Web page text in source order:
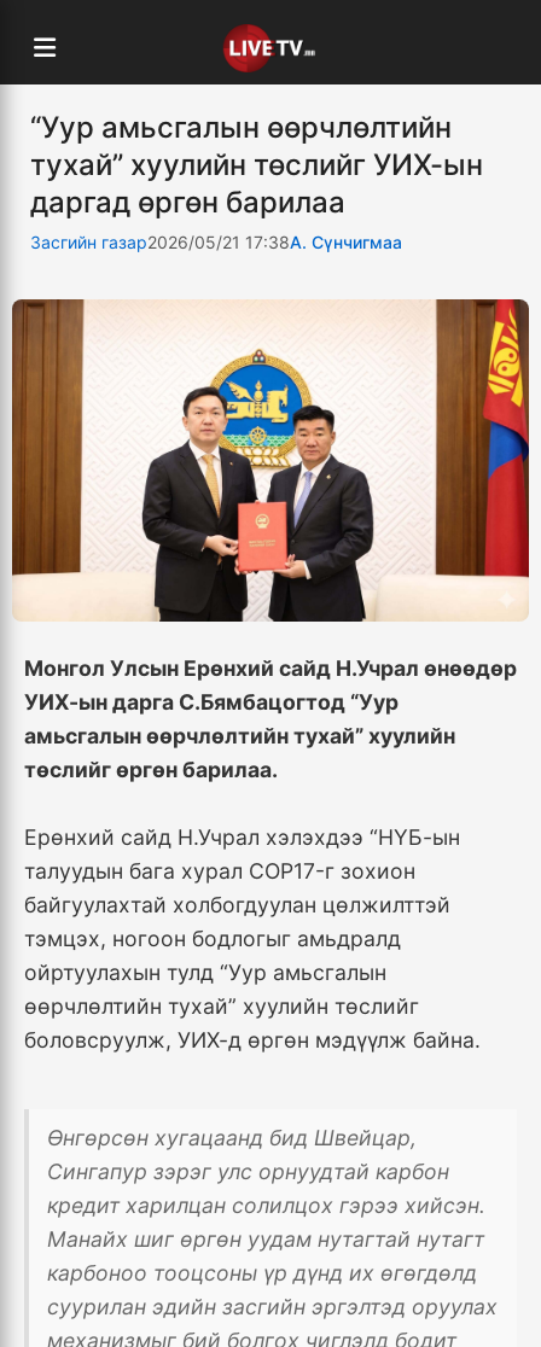
“Уур амьсгалын өөрчлөлтийн
тухай” хуулийн төслийг УИХ-ын
даргад өргөн барилаа
Засгийн газар2026/05/21 17:38А. Сүнчигмаа
Монгол Улсын Ерөнхий сайд Н.Учрал өнөөдөр
УИХ-ын дарга С.Бямбацогтод “Уур
амьсгалын өөрчлөлтийн тухай” хуулийн
төслийг өргөн барилаа.
Ерөнхий сайд Н.Учрал хэлэхдээ “НҮБ-ын
талуудын бага хурал COP17-г зохион
байгуулахтай холбогдуулан цөлжилттэй
тэмцэх, ногоон бодлогыг амьдралд
ойртуулахын тулд “Уур амьсгалын
өөрчлөлтийн тухай” хуулийн төслийг
боловсруулж, УИХ-д өргөн мэдүүлж байна.
Өнгөрсөн хугацаанд бид Швейцар,
Сингапур зэрэг улс орнуудтай карбон
кредит харилцан солилцох гэрээ хийсэн.
Манайх шиг өргөн уудам нутагтай нутагт
карбоноо тооцсоны үр дүнд их өгөгдөлд
суурилан эдийн засгийн эргэлтэд оруулах
механизмыг бий болгох чиглэлд бодит